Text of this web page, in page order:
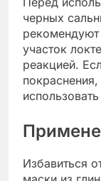
черных
рекомендуют
участок
реакцией.
Избавиться